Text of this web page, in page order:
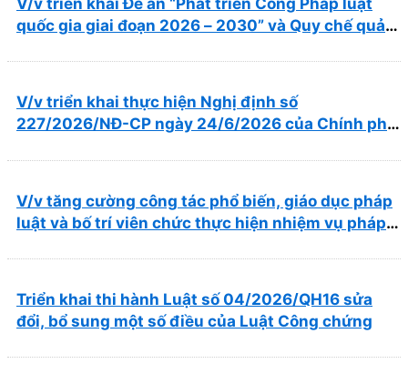
quốc gia giai đoạn 2026 – 2030” và Quy chế quản
V/v triển khai thực hiện Nghị định số
227/2026/NĐ-CP ngày 24/6/2026 của Chính phủ
trong lĩnh vực y tế
V/v tăng cường công tác phổ biến, giáo dục pháp
luật và bố trí viên chức thực hiện nhiệm vụ pháp
Triển khai thi hành Luật số 04/2026/QH16 sửa
đổi, bổ sung một số điều của Luật Công chứng